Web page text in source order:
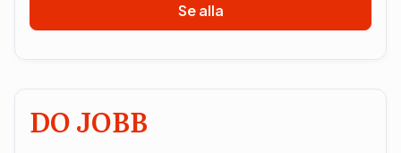
Se alla
DO JOBB